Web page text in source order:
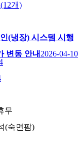
개)
(냉장) 시스템 시행
변동 안내 2026-04-10
무
(숙면팜)